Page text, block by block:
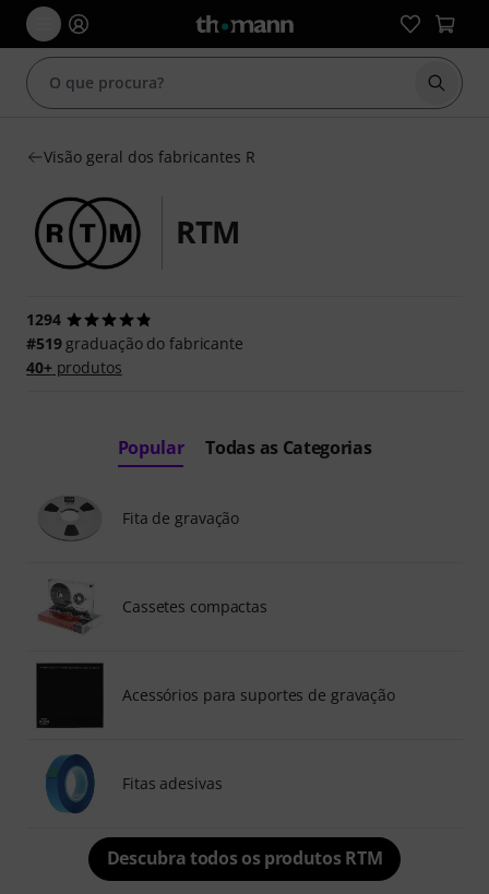
Iniciar
Visão geral dos fabricantes R
RTM
1294
#519graduação do fabricante
40+produtos
Popular Todas as Categorias
Fita de gravação
Cassetes compactas
Acessórios para suportes de gravação
Fitas adesivas
Descubra todos os produtos RTM